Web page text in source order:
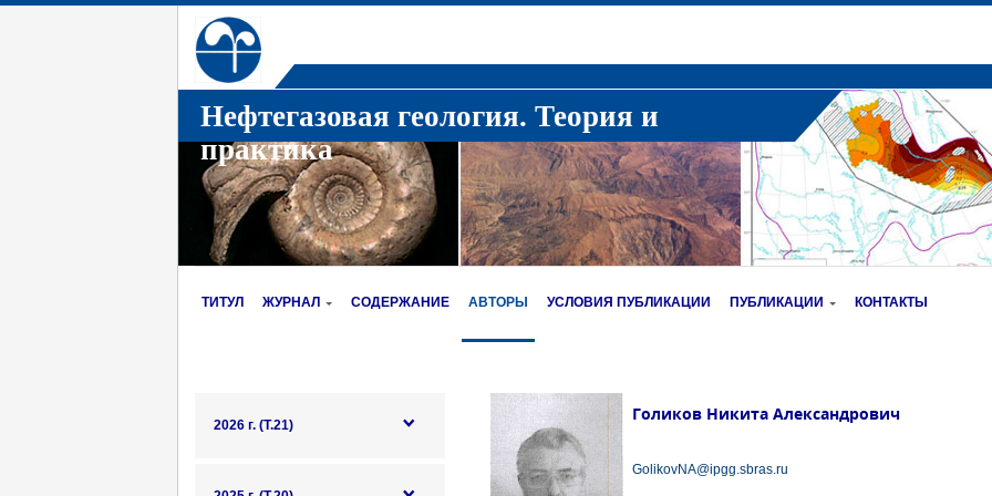
Нефтегазовая геология. Теория и
практика
ТИТУЛ ЖУРНАЛ СОДЕРЖАНИЕ АВТОРЫ УСЛОВИЯ ПУБЛИКАЦИИ ПУБЛИКАЦИИ КОНТАКТЫ
2026 г. (Т.21)
Голиков Никита Александрович
GolikovNA@ipgg.sbras.ru